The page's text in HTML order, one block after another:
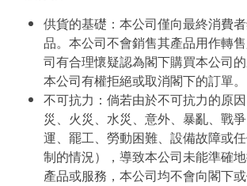
供貨的基礎：本公司僅向最終消費
品。本公司不會銷售其產品用作轉
司有合理懷疑認為閣下購買本公司的
本公司有權拒絕或取消閣下的訂單。
不可抗力：倘若由於不可抗力的原
災、火災、水災、意外、暴亂、戰
運、罷工、勞動困難、設備故障或
制的情況），導致本公司未能準確
產品或服務，本公司均不會向閣下